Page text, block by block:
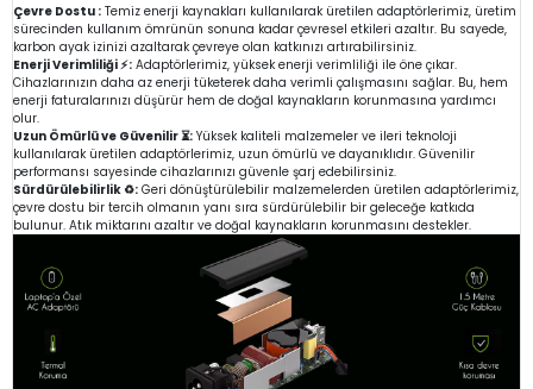
Çevre Dostu : Temiz enerji kaynakları kullanılarak üretilen adaptörlerimiz, üretim
sürecinden kullanım ömrünün sonuna kadar çevresel etkileri azaltır. Bu sayede,
karbon ayak izinizi azaltarak çevreye olan katkınızı artırabilirsiniz.
Enerji Verimliliği ⚡: Adaptörlerimiz, yüksek enerji verimliliği ile öne çıkar.
Cihazlarınızın daha az enerji tüketerek daha verimli çalışmasını sağlar. Bu, hem
enerji faturalarınızı düşürür hem de doğal kaynakların korunmasına yardımcı
olur.
Uzun Ömürlü ve Güvenilir ⏳: Yüksek kaliteli malzemeler ve ileri teknoloji
kullanılarak üretilen adaptörlerimiz, uzun ömürlü ve dayanıklıdır. Güvenilir
performansı sayesinde cihazlarınızı güvenle şarj edebilirsiniz.
Sürdürülebilirlik ♻️: Geri dönüştürülebilir malzemelerden üretilen adaptörlerimiz,
çevre dostu bir tercih olmanın yanı sıra sürdürülebilir bir geleceğe katkıda
bulunur. Atık miktarını azaltır ve doğal kaynakların korunmasını destekler.